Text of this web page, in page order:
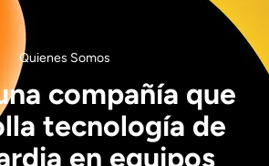
Quienes Somos
compañía que
tecnología de
en equipos